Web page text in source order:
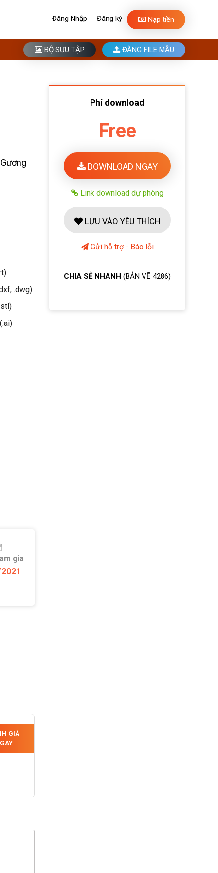
Đăng Nhập Đăng ký Nạp tiền
BỘ SƯU TẬP ĐĂNG FILE MẪU
.dwg)
gia
GIÁ
Phí download
Free
DOWNLOAD NGAY
Link download dự phòng
LƯU VÀO YÊU THÍCH
Gửi hỗ trợ - Báo lỗi
CHIA SẺ NHANH (BẢN VẼ 4286)